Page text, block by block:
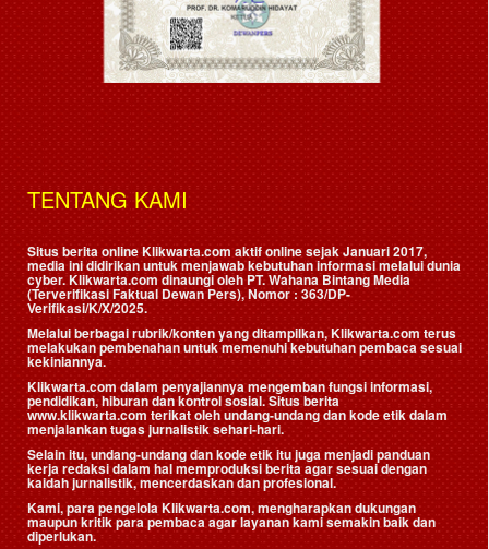
TENTANG KAMI
Situs berita online Klikwarta.com aktif online sejak Januari 2017,
media ini didirikan untuk menjawab kebutuhan informasi melalui dunia
cyber. Klikwarta.com dinaungi oleh PT. Wahana Bintang Media
(Terverifikasi Faktual Dewan Pers), Nomor : 363/DP-
Verifikasi/K/X/2025.
Melalui berbagai rubrik/konten yang ditampilkan, Klikwarta.com terus
melakukan pembenahan untuk memenuhi kebutuhan pembaca sesuai
kekiniannya.
Klikwarta.com dalam penyajiannya mengemban fungsi informasi,
pendidikan, hiburan dan kontrol sosial. Situs berita
www.klikwarta.com terikat oleh undang-undang dan kode etik dalam
menjalankan tugas jurnalistik sehari-hari.
Selain itu, undang-undang dan kode etik itu juga menjadi panduan
kerja redaksi dalam hal memproduksi berita agar sesuai dengan
kaidah jurnalistik, mencerdaskan dan profesional.
Kami, para pengelola Klikwarta.com, mengharapkan dukungan
maupun kritik para pembaca agar layanan kami semakin baik dan
diperlukan.